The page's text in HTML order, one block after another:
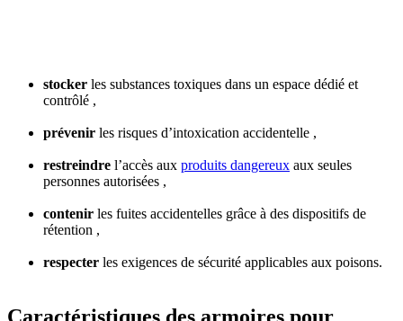
stocker les substances toxiques dans un espace dédié et
contrôlé ,
prévenir les risques d’intoxication accidentelle ,
restreindre l’accès aux produits dangereux aux seules
personnes autorisées ,
contenir les fuites accidentelles grâce à des dispositifs de
rétention ,
respecter les exigences de sécurité applicables aux poisons.